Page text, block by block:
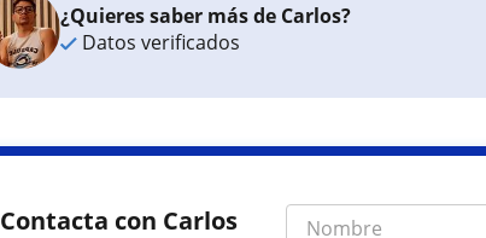
¿Quieres saber más de Carlos?
Datos verificados
Contacta con Carlos